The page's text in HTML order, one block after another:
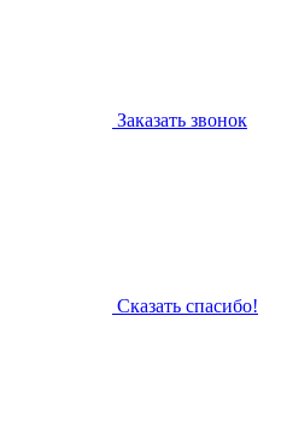
Заказать звонок
Сказать спасибо!